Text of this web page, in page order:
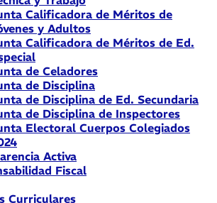
Calificadora de Méritos de
y Adultos
Calificadora de Méritos de Ed.
de Celadores
de Disciplina
de Disciplina de Ed. Secundaria
de Disciplina de Inspectores
Electoral Cuerpos Colegiados
Activa
Fiscal
Curriculares